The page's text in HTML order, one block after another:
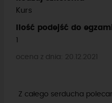
Kurs
Ilość podejść do
1
ocena z dnia: 20.12.2021
Z całego serducha